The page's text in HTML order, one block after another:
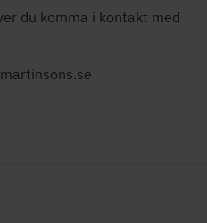
du komma i kontakt med